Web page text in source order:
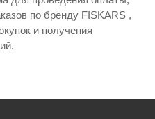
по бренду FISKARS ,
и получения